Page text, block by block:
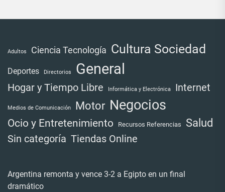
Adultos Ciencia Tecnología Cultura Sociedad
Deportes Directorios General
Hogar y Tiempo Libre Informática y Electrónica Internet
Medios de Comunicación Motor Negocios
Ocio y Entretenimiento Recursos Referencias Salud
Sin categoría Tiendas Online
Argentina remonta y vence 3-2 a Egipto en un final
dramático